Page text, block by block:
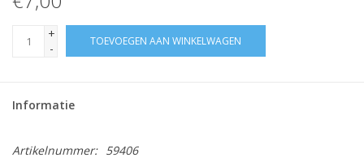
+
-
TOEVOEGEN AAN WINKELWAGEN
Informatie
Artikelnummer: 59406